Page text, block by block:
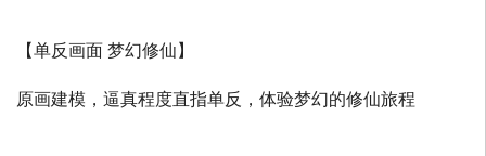
【单反画面 梦幻修仙】
原画建模，逼真程度直指单反，体验梦幻的修仙旅程